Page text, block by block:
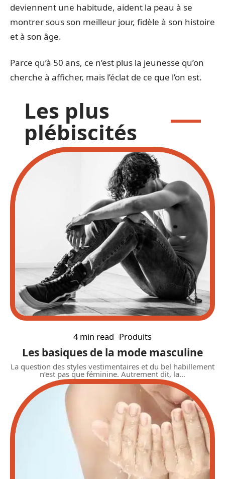
deviennent une habitude, aident la peau à se
montrer sous son meilleur jour, fidèle à son histoire
et à son âge.
Parce qu’à 50 ans, ce n’est plus la jeunesse qu’on
cherche à afficher, mais l’éclat de ce que l’on est.
Les plus
plébiscités
4 min read Produits
Les basiques de la mode masculine
La question des styles vestimentaires et du bel habillement
n’est pas que féminine. Autrement dit, la…